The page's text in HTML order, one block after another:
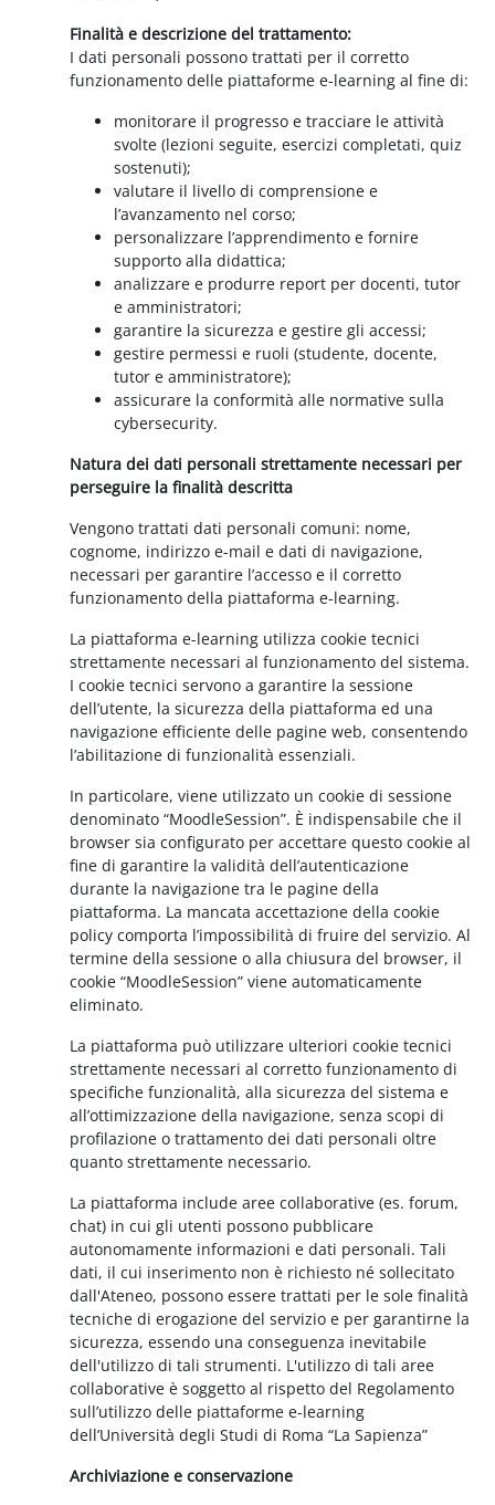
Finalità e descrizione del trattamento:
I dati personali possono trattati per il corretto
funzionamento delle piattaforme e-learning al fine di:
monitorare il progresso e tracciare le attività
svolte (lezioni seguite, esercizi completati, quiz
sostenuti);
valutare il livello di comprensione e
l’avanzamento nel corso;
personalizzare l’apprendimento e fornire
supporto alla didattica;
analizzare e produrre report per docenti, tutor
e amministratori;
garantire la sicurezza e gestire gli accessi;
gestire permessi e ruoli (studente, docente,
tutor e amministratore);
assicurare la conformità alle normative sulla
cybersecurity.
Natura dei dati personali strettamente necessari per
perseguire la finalità descritta
Vengono trattati dati personali comuni: nome,
cognome, indirizzo e-mail e dati di navigazione,
necessari per garantire l’accesso e il corretto
funzionamento della piattaforma e-learning.
La piattaforma e-learning utilizza cookie tecnici
strettamente necessari al funzionamento del sistema.
I cookie tecnici servono a garantire la sessione
dell’utente, la sicurezza della piattaforma ed una
navigazione efficiente delle pagine web, consentendo
l’abilitazione di funzionalità essenziali.
In particolare, viene utilizzato un cookie di sessione
denominato “MoodleSession”. È indispensabile che il
browser sia configurato per accettare questo cookie al
fine di garantire la validità dell’autenticazione
durante la navigazione tra le pagine della
piattaforma. La mancata accettazione della cookie
policy comporta l’impossibilità di fruire del servizio. Al
termine della sessione o alla chiusura del browser, il
cookie “MoodleSession” viene automaticamente
eliminato.
La piattaforma può utilizzare ulteriori cookie tecnici
strettamente necessari al corretto funzionamento di
specifiche funzionalità, alla sicurezza del sistema e
all’ottimizzazione della navigazione, senza scopi di
profilazione o trattamento dei dati personali oltre
quanto strettamente necessario.
La piattaforma include aree collaborative (es. forum,
chat) in cui gli utenti possono pubblicare
autonomamente informazioni e dati personali. Tali
dati, il cui inserimento non è richiesto né sollecitato
dall'Ateneo, possono essere trattati per le sole finalità
tecniche di erogazione del servizio e per garantirne la
sicurezza, essendo una conseguenza inevitabile
dell'utilizzo di tali strumenti. L'utilizzo di tali aree
collaborative è soggetto al rispetto del Regolamento
sull’utilizzo delle piattaforme e-learning
dell’Università degli Studi di Roma “La Sapienza”
Archiviazione e conservazione